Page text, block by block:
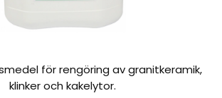
för rengöring av granitkeramik,
klinker och kakelytor.